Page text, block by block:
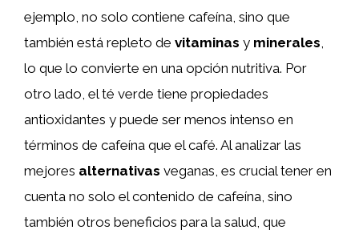
ejemplo, no solo contiene cafeína, sino que
también está repleto de vitaminas y minerales
lo que lo convierte en una opción nutritiva. Por
otro lado, el té verde tiene propiedades
antioxidantes y puede ser menos intenso en
términos de cafeína que el café. Al analizar las
mejores alternativas veganas, es crucial tener en
cuenta no solo el contenido de cafeína, sino
también otros beneficios para la salud, que